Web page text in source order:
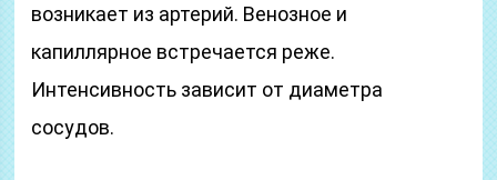
возникает из артерий. Венозное и
капиллярное встречается реже.
Интенсивность зависит от диаметра
сосудов.